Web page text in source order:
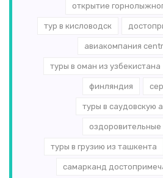
открытие
тур в кисловодск
авиакомпания
туры в оман из узбекистана
финляндия
туры в саудовскую
оздоровительные
туры в грузию из ташкента
самарканд